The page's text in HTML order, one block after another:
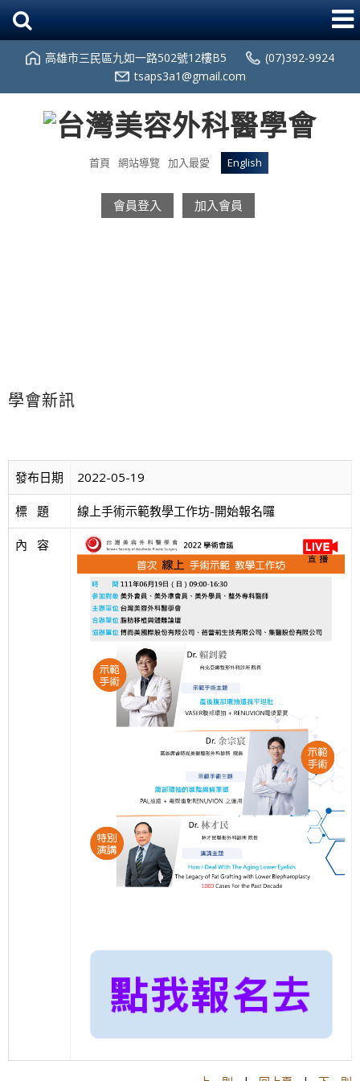
高雄市三民區九如一路502號12樓B5
(07)392-9924
tsaps3a1@gmail.com
首頁 網站導覽 加入最愛 English
會員登入 加入會員
學會新訊
發布日期 2022-05-19
標   題 線上手術示範教學工作坊-開始報名囉
內   容